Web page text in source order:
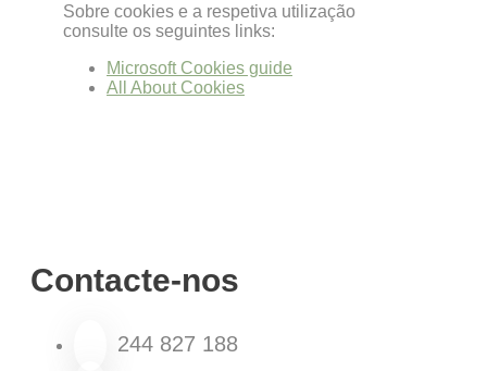
Sobre cookies e a respetiva utilização
consulte os seguintes links:
Microsoft Cookies guide
All About Cookies
Contacte-nos
244 827 188